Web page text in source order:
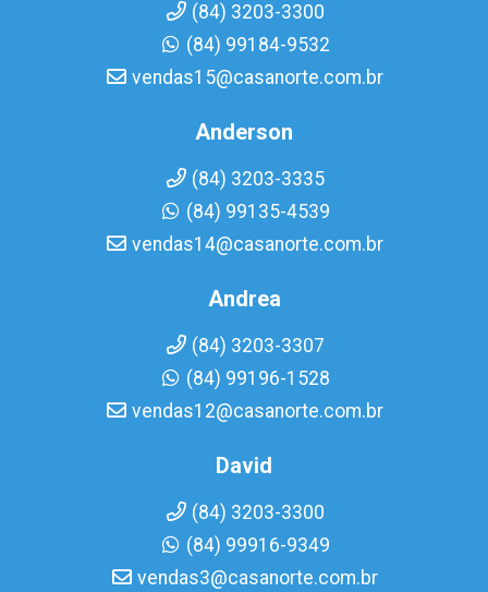
(84) 3203-3300
(84) 99184-9532
vendas15@casanorte.com.br
Anderson
(84) 3203-3335
(84) 99135-4539
vendas14@casanorte.com.br
Andrea
(84) 3203-3307
(84) 99196-1528
vendas12@casanorte.com.br
David
(84) 3203-3300
(84) 99916-9349
vendas3@casanorte.com.br